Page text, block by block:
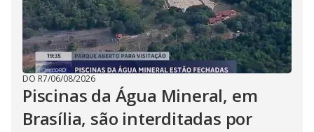
DO R7/06/08/2026
Piscinas da Água Mineral, em
Brasília, são interditadas por